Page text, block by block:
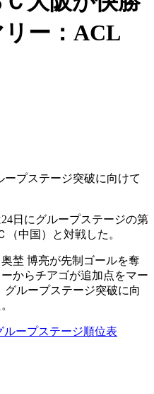
ー：ACL
ープステージ突破に向けて
日にグループステージの第
中国）と対戦した。
埜 博亮が先制ゴールを奪
からチアゴが追加点をマー
グループステージ突破に向
ループステージ順位表